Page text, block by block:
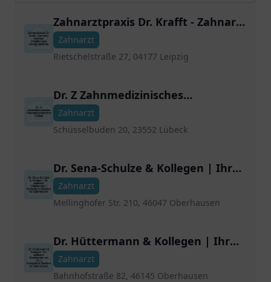
Zahnarztpraxis Dr. Krafft - Zahnarzt
Leipzig | Oralchirurgie Leipzig
Lindenau
Zahnarzt
Rietschelstraße 27, 04177 Leipzig
Dr. Z Zahnmedizinisches
Versorgungszentrum Lübeck
Zahnarzt
Schüsselbuden 20, 23552 Lübeck
Dr. Sena-Schulze & Kollegen | Ihr
Zahnarzt Oberhausen |
Kompetenz-Zentrum für
Zahnmedizin
Zahnarzt
Mellinghofer Str. 210, 46047 Oberhausen
Dr. Hüttermann & Kollegen | Ihr
Zahnarzt Oberhausen am Tor |
Kompetenz-Zentrum für
Zahnarzt
Bahnhofstraße 82, 46145 Oberhausen